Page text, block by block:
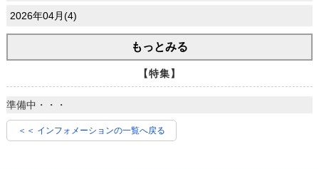
2026年04月(4)
もっとみる
【特集】
準備中・・・
＜＜ インフォメーションの一覧へ戻る